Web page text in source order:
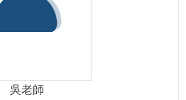
吳老師